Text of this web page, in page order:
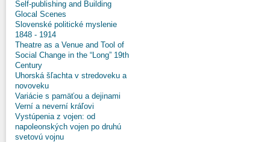
Self-publishing and Building
Glocal Scenes
Slovenské politické myslenie
1848 - 1914
Theatre as a Venue and Tool of
Social Change in the “Long” 19th
Century
Uhorská šľachta v stredoveku a
novoveku
Variácie s pamäťou a dejinami
Verní a neverní kráľovi
Vystúpenia z vojen: od
napoleonských vojen po druhú
svetovú vojnu